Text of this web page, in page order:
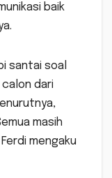
baik
santai soal
calon dari
masih
mengaku